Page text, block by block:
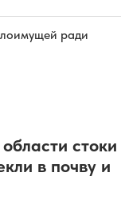
ради
стоки
в почву и